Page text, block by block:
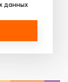
данных